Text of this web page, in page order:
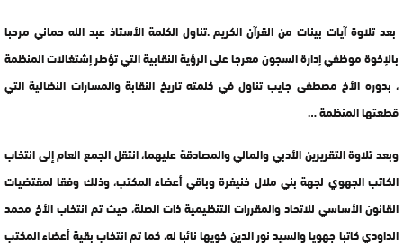
بعد تلاوة آيات بينات من القرآن الكريم .تناول الكلمة الأستاذ عبد الله حماني مرحبا
بالإخوة موظفي إدارة السجون معرجا على الرؤية النقابية التي تؤطر إشتغالات المنظمة
، بدوره الأخ مصطفى جايب تناول في كلمته تاريخ النقابة والمسارات النضالية التي
قطعتها المنظمة …
وبعد تلاوة التقريرين الأدبي والمالي والمصادقة عليهما، انتقل الجمع العام إلى انتخاب
الكاتب الجهوي لجهة بني ملال خنيفرة وباقي أعضاء المكتب، وذلك وفقا لمقتضيات
القانون الأساسي للاتحاد والمقررات التنظيمية ذات الصلة، حيث تم انتخاب الأخ محمد
الداودي كاتبا جهويا والسيد نور الدين خويها نائبا له، كما تم انتخاب بقية أعضاء المكتب